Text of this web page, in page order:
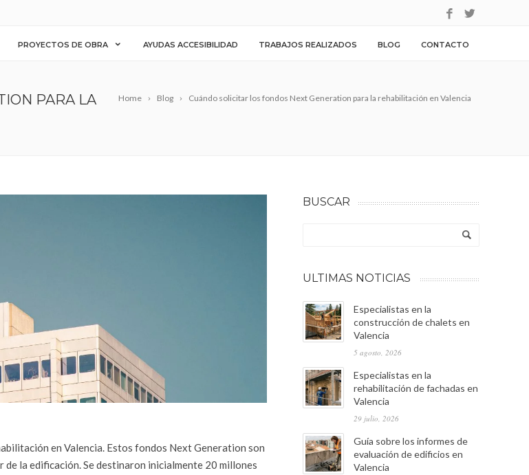
PROYECTOS DE OBRA AYUDAS ACCESIBILIDAD TRABAJOS REALIZADOS BLOG CONTACTO
Home Blog Cuándo solicitar los fondos Next Generation para la rehabilitación en Valencia
PARA LA
en Valencia. Estos fondos Next Generation son
la edificación. Se destinaron inicialmente 20 millones
BUSCAR
ULTIMAS NOTICIAS
Especialistas en la
construcción de chalets en
Valencia
5 agosto, 2026
Especialistas en la
rehabilitación de fachadas en
Valencia
29 julio, 2026
Guía sobre los informes de
evaluación de edificios en
Valencia